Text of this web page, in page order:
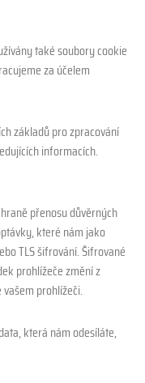
také soubory cookie
za účelem
základů pro zpracování
informacích.
přenosu důvěrných
které nám jako
TLS šifrování. Šifrované
prohlížeče změní z
prohlížeči.
která nám odesíláte,